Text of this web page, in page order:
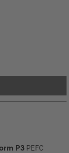
P3 PEFC